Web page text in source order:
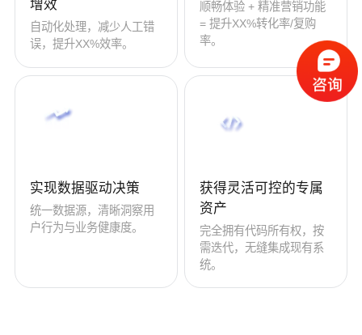
增效
自动化处理，减少人工错
误，提升XX%效率。
顺畅体验 + 精准营销功能
= 提升XX%转化率/复购
率。
实现数据驱动决策
统一数据源，清晰洞察用
户行为与业务健康度。
获得灵活可控的专属
资产
完全拥有代码所有权，按
需迭代，无缝集成现有系
统。